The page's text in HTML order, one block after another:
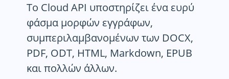
Το Cloud API υποστηρίζει ένα ευρύ
φάσμα μορφών εγγράφων,
συμπεριλαμβανομένων των DOCX,
PDF, ODT, HTML, Markdown, EPUB
και πολλών άλλων.